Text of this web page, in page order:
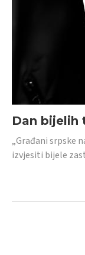
Dan bijelih
„Građani srpske
izvjesiti bijele